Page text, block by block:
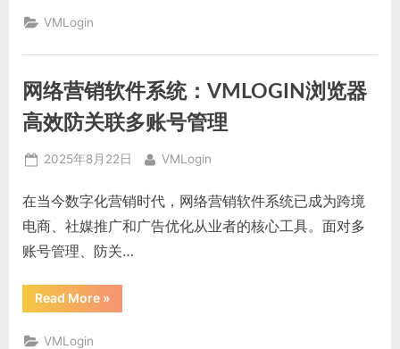
工
有
哪
些？
这
8
工
具
销
翻
倍！”
VMLogin
网络营销软件系统：VMLOGIN浏览器
高效防关联多账号管理
Posted
2025年8月22日 By
VMLogin
在当今数字化营销时代，网络营销软件系统已成为跨境
电商、社媒推广和广告优化从业者的核心工具。面对多
账号管理、防关…
Read More“网
络
»
VMLogin